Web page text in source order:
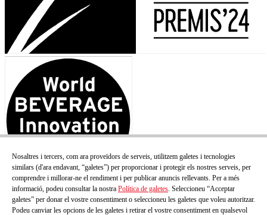
Nosaltres i tercers, com ara proveïdors de serveis, utilitzem galetes i tecnologies
similars (d'ara endavant, “galetes”) per proporcionar i protegir els nostres serveis, per
comprendre i millorar-ne el rendiment i per publicar anuncis rellevants. Per a més
informació, podeu consultar la nostra Política de galetes. Seleccioneu “Acceptar
galetes” per donar el vostre consentiment o seleccioneu les galetes que voleu autoritzar.
Podeu canviar les opcions de les galetes i retirar el vostre consentiment en qualsevol